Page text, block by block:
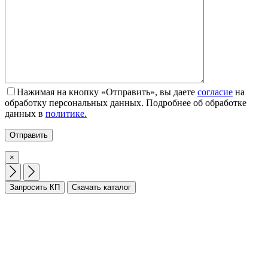
Нажимая на кнопку «Отправить», вы даете согласие на
обработку персональных данных. Подробнее об обработке
данных в политике.
×
Запросить КП Скачать каталог